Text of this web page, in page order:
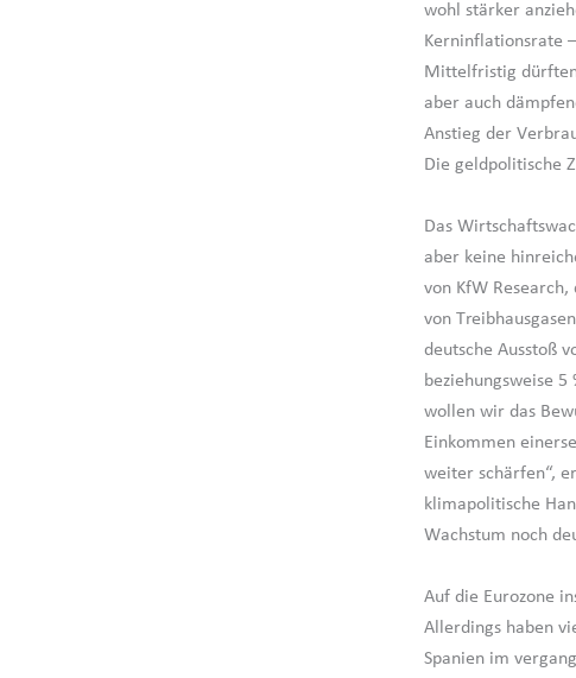
wohl stärker
Kerninflationsrate
Mittelfristig dürften
aber auch
Anstieg der
Die geldpolitische
Das
aber keine
von KfW
von
deutsche Ausstoß
beziehungsweise
wollen wir das
Einkommen
weiter schärfen“,
klimapolitische
Wachstum noch
Auf die Eurozone
Allerdings haben
Spanien im